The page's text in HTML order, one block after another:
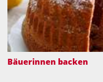
Bäuerinnen backen